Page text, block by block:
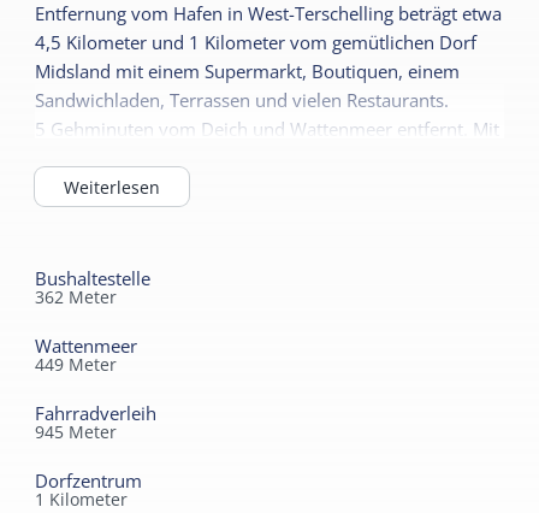
Entfernung vom Hafen in West-Terschelling beträgt etwa
4,5 Kilometer und 1 Kilometer vom gemütlichen Dorf
Midsland mit einem Supermarkt, Boutiquen, einem
Sandwichladen, Terrassen und vielen Restaurants.
5 Gehminuten vom Deich und Wattenmeer entfernt. Mit
Strand und den Dünen. Die Bushaltestelle ist vor der
Weiterlesen
Bushaltestelle
362 Meter
Wattenmeer
449 Meter
Fahrradverleih
945 Meter
Dorfzentrum
1 Kilometer